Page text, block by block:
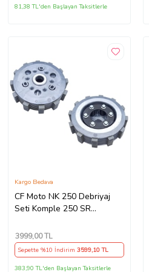
81,38 TL'den Başlayan Taksitlerle
CF Moto NK 250 Debriyaj
Seti Komple 250 SR
7Li Hepsi İnce(2018-
22)Arasmto (Siyah)
Kargo Bedava
3999,00 TL
Sepette %10 İndirim 3599,10 TL
383,90 TL'den Başlayan Taksitlerle